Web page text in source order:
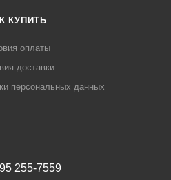
КУПИТЬ
оплаты
доставки
персональных данных
255-7559